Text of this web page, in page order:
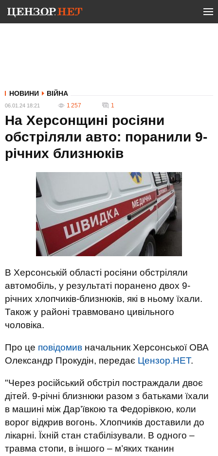
НОВИНИ ВІЙНА
06.01.24 18:21 1 257 1
На Херсонщині росіяни
обстріляли авто: поранили 9-
річних близнюків
В Херсонській області росіяни обстріляли
автомобіль, у результаті поранено двох 9-
річних хлопчиків-близнюків, які в ньому їхали.
Також у районі травмовано цивільного
чоловіка.
Про це повідомив начальник Херсонської ОВА
Олександр Прокудін, передає Цензор.НЕТ.
"Через російський обстріл постраждали двоє
дітей. 9-річні близнюки разом з батьками їхали
в машині між Дар’ївкою та Федорівкою, коли
ворог відкрив вогонь. Хлопчиків доставили до
лікарні. Їхній стан стабілізували. В одного –
травма стопи, в іншого – м’яких тканин